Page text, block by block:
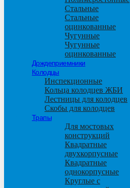
Стальные
Стальные
оцинкованные
Чугунные
Чугунные
оцинкованные
Дождеприемники
Колодцы
Инспекционные
Кольца колодцев ЖБИ
Лестницы для колодцев
Скобы для колодцев
Трапы
Для мостовых
конструкций
Квадратные
двухкорпусные
Квадратные
однокорпусные
Круглые с